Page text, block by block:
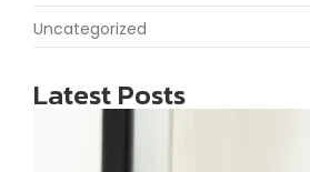
Uncategorized
Latest Posts